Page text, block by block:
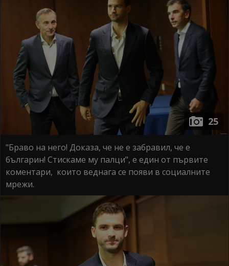
25
"Браво на него! Доказа, че не е забравил, че е
българин! Стискаме му палци", е един от първите
коментари, които веднага се появи в социалните
мрежи.